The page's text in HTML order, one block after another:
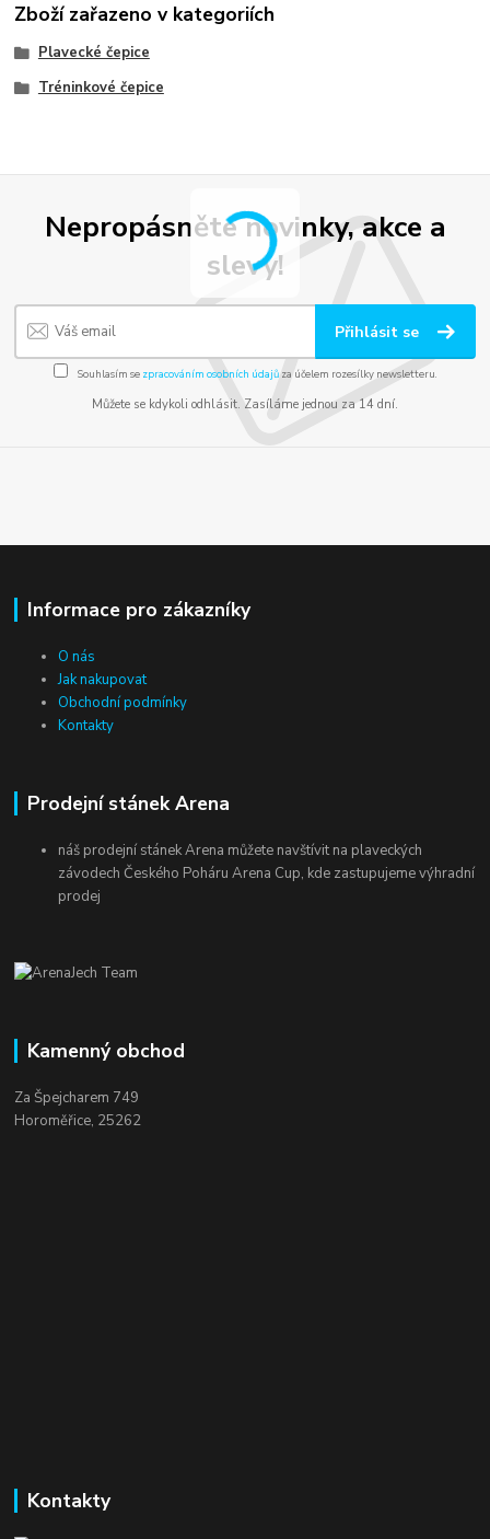
Zboží zařazeno v kategoriích
Plavecké čepice
Tréninkové čepice
Nepropásněte novinky, akce a
slevy!
Přihlásit se
Souhlasím se zpracováním osobních údajůza účelem rozesílky newsletteru.
Můžete se kdykoli odhlásit. Zasíláme jednou za 14 dní.
Informace pro zákazníky
O nás
Jak nakupovat
Obchodní podmínky
Kontakty
Prodejní stánek Arena
náš prodejní stánek Arena můžete navštívit na plaveckých
závodech Českého Poháru Arena Cup, kde zastupujeme výhradní
prodej
Kamenný obchod
Za Špejcharem 749
Horoměřice, 25262
Kontakty